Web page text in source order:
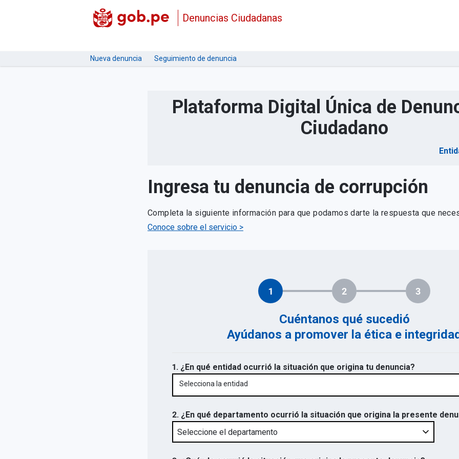
Denuncias Ciudadanas
Nueva denuncia Seguimiento de denuncia
Plataforma Digital Única de
Ciudadano
Ingresa tu denuncia de corrupción
Completa la siguiente información para que podamos darte la respuesta que
Conoce sobre el servicio >
1 2 3
Cuéntanos qué sucedió
Ayúdanos a promover la ética e integridad
1. ¿En qué entidad ocurrió la situación que origina tu denuncia?
Selecciona la entidad
2. ¿En qué departamento ocurrió la situación que origina la presente